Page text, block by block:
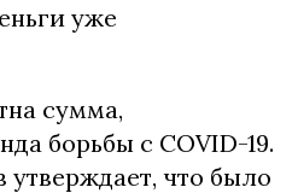
уже
сумма,
борьбы с COVID-19.
что было